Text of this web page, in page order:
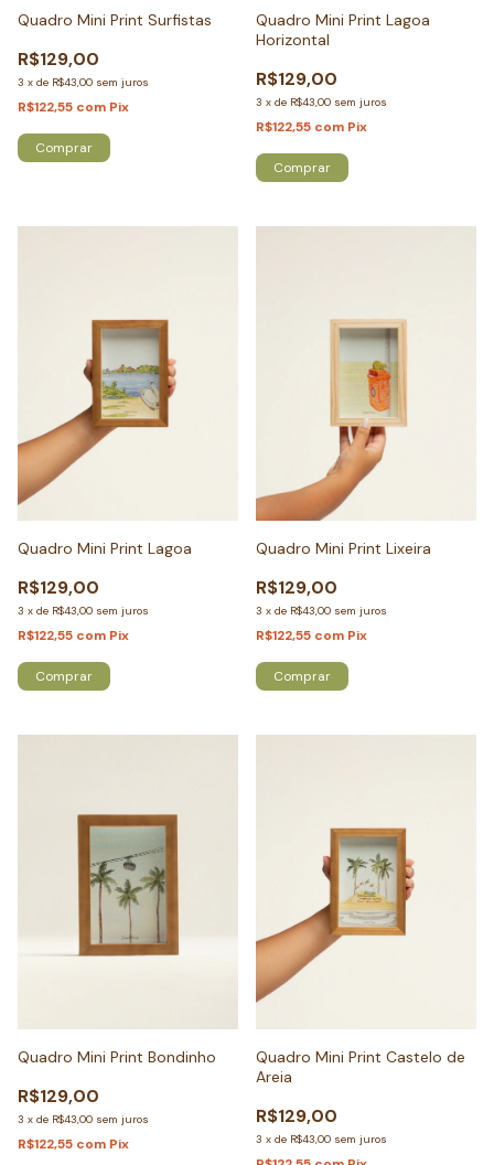
Quadro Mini Print Surfistas
R$129,00
3 x de R$43,00 sem juros
R$122,55 com Pix
Comprar
Quadro Mini Print Lagoa
Horizontal
R$129,00
3 x de R$43,00 sem juros
R$122,55 com Pix
Comprar
Quadro Mini Print Lagoa
R$129,00
3 x de R$43,00 sem juros
R$122,55 com Pix
Comprar
Quadro Mini Print Lixeira
R$129,00
3 x de R$43,00 sem juros
R$122,55 com Pix
Comprar
Quadro Mini Print Bondinho
R$129,00
3 x de R$43,00 sem juros
R$122,55 com Pix
Quadro Mini Print Castelo de
Areia
R$129,00
3 x de R$43,00 sem juros